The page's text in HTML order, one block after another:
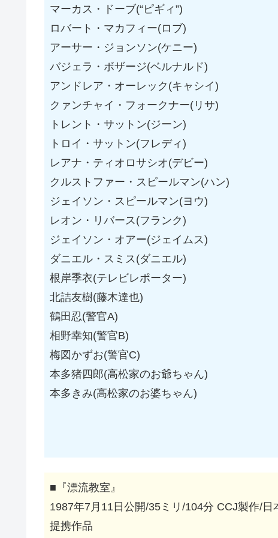
マーカス・ドーブ(“ピギィ”)
ロバート・マカフィー(ロブ)
アーサー・ジョンソン(ケニー)
バジェラ・ボザージ(ベルナルド)
アンドレア・オーレック(キャシイ)
クァンチャイ・フォークナー(リサ)
トレント・サットン(ジーン)
トロイ・サットン(フレディ)
レアナ・ティオロサシオ(デビー)
クルストファー・スピールマン(ハン)
ジェイソン・スピールマン(ヨウ)
レオン・リバース(フランク)
ジェイソン・オアー(ジェイムス)
ダニエル・スミス(ダニエル)
根岸季衣(テレビレポーター)
北詰友樹(藤木達也)
鶴田忍(警官A)
相野幸知(警官B)
梅図かずお(警官C)
本多猪四郎(高松家のお爺ちゃん)
本多きみ(高松家のお婆ちゃん)
■『漂流教室』
1987年7月11日公開/35ミリ/104分 CCJ製作/
提携作品